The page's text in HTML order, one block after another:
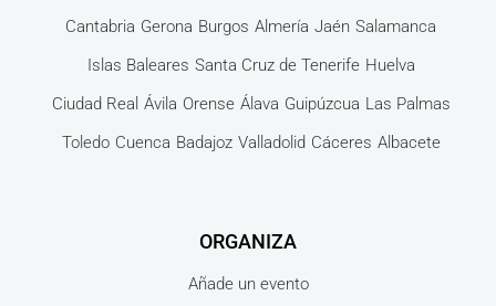
Cantabria Gerona Burgos Almería Jaén Salamanca
Islas Baleares Santa Cruz de Tenerife Huelva
Ciudad Real Ávila Orense Álava Guipúzcua Las Palmas
Toledo Cuenca Badajoz Valladolid Cáceres Albacete
ORGANIZA
Añade un evento